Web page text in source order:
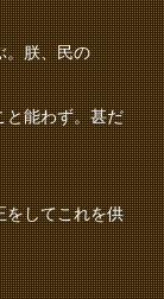
。朕、民の
と能わず。甚だ
をしてこれを供